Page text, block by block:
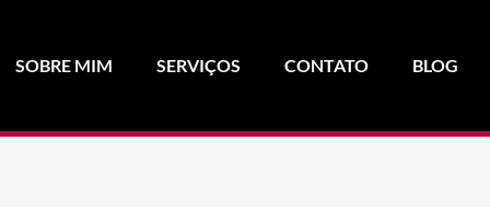
SOBRE MIM SERVIÇOS CONTATO BLOG